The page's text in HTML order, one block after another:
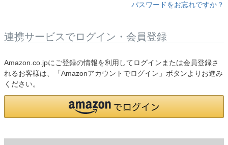
パスワードをお忘れですか？
連携サービスでログイン・会員登録
Amazon.co.jpにご登録の情報を利用してログインまたは会員登録さ
れるお客様は、「Amazonアカウントでログイン」ボタンよりお進み
ください。